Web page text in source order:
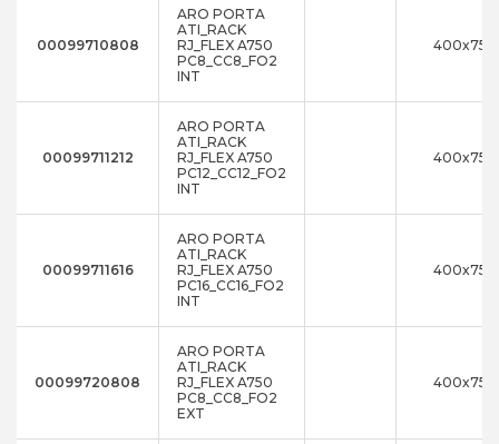
00099710808
ARO PORTA
ATI_RACK
RJ_FLEX A750
PC8_CC8_FO2
INT
400x750
00099711212
ARO PORTA
ATI_RACK
RJ_FLEX A750
PC12_CC12_FO2
INT
400x750
00099711616
ARO PORTA
ATI_RACK
RJ_FLEX A750
PC16_CC16_FO2
INT
400x750
00099720808
ARO PORTA
ATI_RACK
RJ_FLEX A750
PC8_CC8_FO2
EXT
400x750